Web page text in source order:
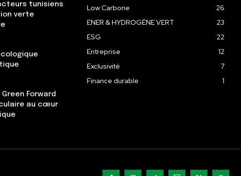
tunisiens
verte
Green Forward
au cœur
Low Carbone
26
ENER & HYDROGÈNE VERT
23
ESG
22
Entreprise
12
Exclusivité
7
Finance durable
1